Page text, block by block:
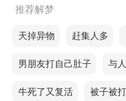
不同的人梦见一种尖的
单身的人梦见一种尖的
验中逐渐收获自己的成
推荐解梦
梦见天掉异物梦见赶集人多梦
梦见男朋友打自己肚子梦见与
梦见牛死了又复活梦见被子被